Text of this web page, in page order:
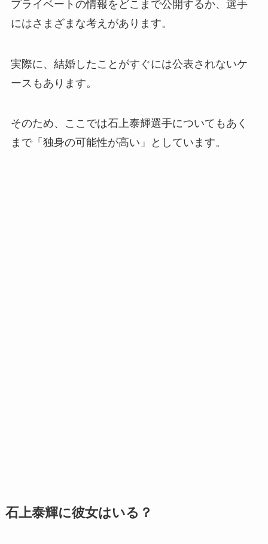
プライベートの情報をどこまで公開するか、選手
にはさまざまな考えがあります。
実際に、結婚したことがすぐには公表されないケ
ースもあります。
そのため、ここでは石上泰輝選手についてもあく
まで「独身の可能性が高い」としています。
石上泰輝に彼女はいる？